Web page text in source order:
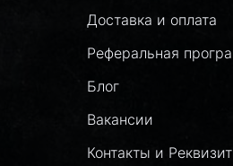
Доставка и оплата
Реферальная
Блог
Вакансии
Контакты и